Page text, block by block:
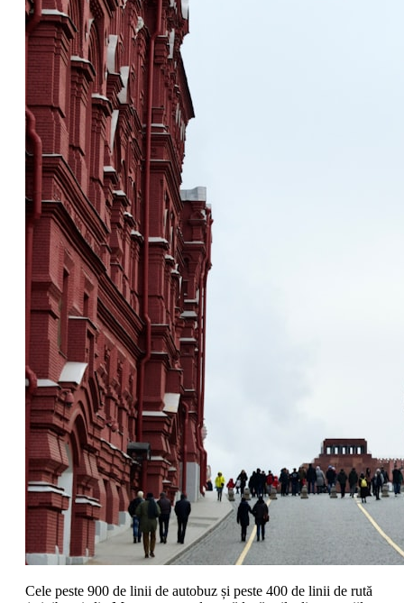
Cele peste 900 de linii de autobuz și peste 400 de linii de rută